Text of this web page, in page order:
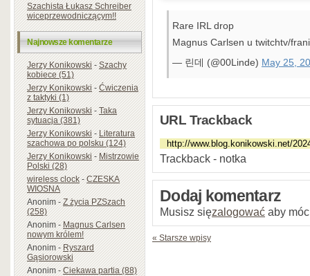
Szachista Łukasz Schreiber
wiceprzewodniczącym!!
Najnowsze komentarze
Jerzy Konikowski-Szachy
kobiece (51)
Jerzy Konikowski-Ćwiczenia
z taktyki (1)
Jerzy Konikowski-Taka
sytuacja (381)
Jerzy Konikowski-Literatura
szachowa po polsku (124)
Jerzy Konikowski-Mistrzowie
Polski (28)
wireless clock-CZESKA
WIOSNA
Anonim-Z życia PZSzach
(258)
Anonim-Magnus Carlsen
nowym królem!
Anonim-Ryszard
Gąsiorowski
Anonim-Ciekawa partia (88)
Rare IRL drop
Magnus Carlsen u twitchtv/
— 린데 (@00Linde) May 25,
URL Trackback
Trackback - notka
Dodaj komentarz
Musisz sięzalogować aby
« Starsze wpisy